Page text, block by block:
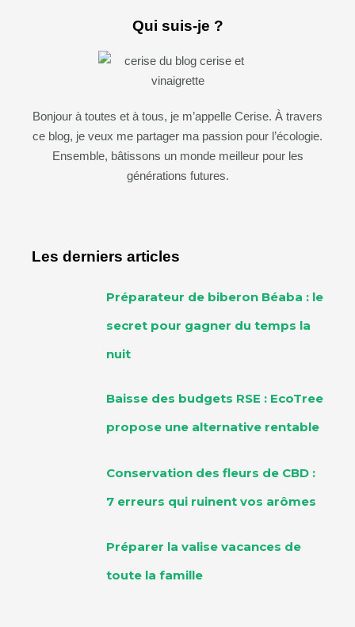
Qui suis-je ?
Bonjour à toutes et à tous, je m’appelle Cerise. À travers
ce blog, je veux me partager ma passion pour l’écologie.
Ensemble, bâtissons un monde meilleur pour les
générations futures.
Les derniers articles
Préparateur de biberon Béaba : le
secret pour gagner du temps la
nuit
Baisse des budgets RSE : EcoTree
propose une alternative rentable
Conservation des fleurs de CBD :
7 erreurs qui ruinent vos arômes
Préparer la valise vacances de
toute la famille